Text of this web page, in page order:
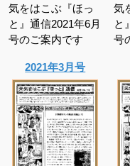
気をはこぶ『ほっ
と』通信2021年6月
号のご案内です
気
と
号
2021年3月号